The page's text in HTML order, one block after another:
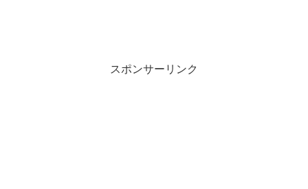
スポンサーリンク